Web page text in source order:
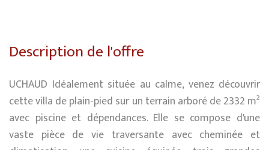
Description de l'offre
UCHAUD Idéalement située au calme, venez découvrir
cette villa de plain-pied sur un terrain arboré de 2332 m²
avec piscine et dépendances. Elle se compose d'une
vaste pièce de vie traversante avec cheminée et